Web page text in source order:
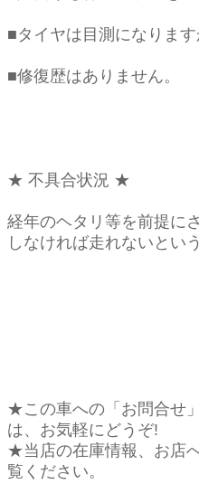
■タイヤは目測になりま
■修復歴はありません。
★ 不具合状況 ★
経年のヘタリ等を前提に
しなければ走れないとい
★この車への「お問合せ
は、お気軽にどうぞ!
★当店の在庫情報、お店
覧ください。